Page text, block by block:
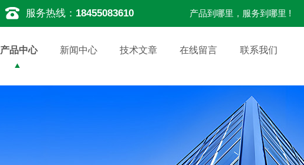
服务热线： 18455083610 产品到哪里，服务到哪里 !
产品中心 新闻中心 技术文章 在线留言 联系我们